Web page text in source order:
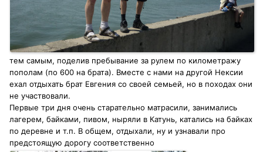
тем самым, поделив пребывание за рулем по километражу
пополам (по 600 на брата). Вместе с нами на другой Нексии
ехал отдыхать брат Евгения со своей семьей, но в походах они
не участвовали.
Первые три дня очень старательно матрасили, занимались
лагерем, байками, пивом, ныряли в Катунь, катались на байках
по деревне и т.п. В общем, отдыхали, ну и узнавали про
предстоящую дорогу соответственно